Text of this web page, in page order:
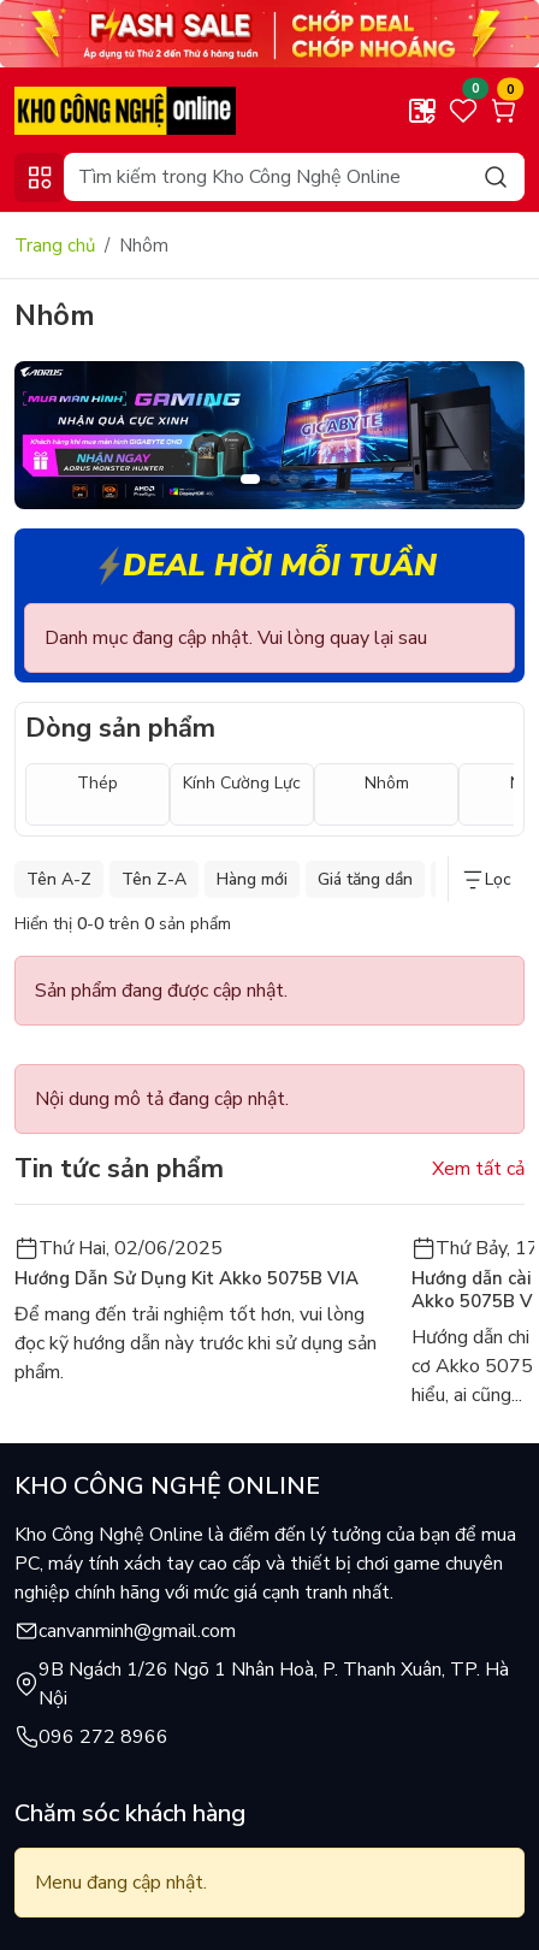
0 0
Trang chủ Nhôm
Nhôm
DEAL HỜI MỖI TUẦN
Danh mục đang cập nhật. Vui lòng quay lại sau
Dòng sản phẩm
Thép Kính Cường Lực Nhôm
Hiển thị 0-0 trên 0 sản phẩm
Tên A-Z Tên Z-A Hàng mới Giá tăng dần Giá giảm dần
Lọc
Sản phẩm đang được cập nhật.
Nội dung mô tả đang cập nhật.
Tin tức sản phẩm Xem tất cả
Thứ Hai, 02/06/2025
Hướng Dẫn Sử Dụng Kit Akko 5075B VIA
Để mang đến trải nghiệm tốt hơn, vui lòng
đọc kỹ hướng dẫn này trước khi sử dụng sản
phẩm.
Thứ Bảy,
Hướng dẫn
Akko 5075B
Hướng dẫn
cơ Akko
hiểu, ai cũng...
KHO CÔNG NGHỆ ONLINE
Kho Công Nghệ Online là điểm đến lý tưởng của bạn để mua
PC, máy tính xách tay cao cấp và thiết bị chơi game chuyên
nghiệp chính hãng với mức giá cạnh tranh nhất.
canvanminh@gmail.com
9B Ngách 1/26 Ngõ 1 Nhân Hoà, P. Thanh Xuân, TP. Hà
Nội
096 272 8966
Chăm sóc khách hàng
Menu đang cập nhật.